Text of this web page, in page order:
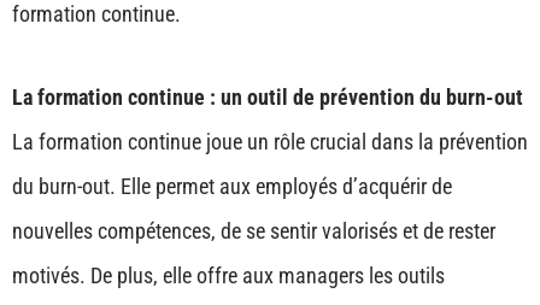
formation continue.
La formation continue : un outil de prévention du burn-out
La formation continue joue un rôle crucial dans la prévention
du burn-out. Elle permet aux employés d’acquérir de
nouvelles compétences, de se sentir valorisés et de rester
motivés. De plus, elle offre aux managers les outils